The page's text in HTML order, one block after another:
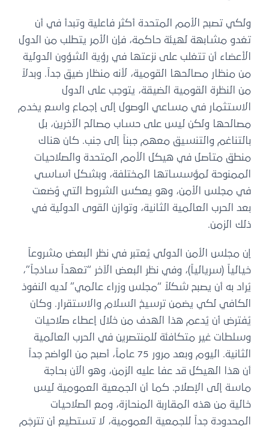
ولكي تصبح الأمم المتحدة أكثر فاعلية وتبدأ في أن
تغدو مشابهة لهيئة حاكمة، فإن الأمر يتطلب من الدول
الأعضاء أن تتغلب على نزعتها في رؤية الشؤون الدولية
من منظار مصالحها القومية، لأنه منظار ضيق جداً. وبدلاً
من النظرة القومية الضيقة، يتوجب على الدول
الاستثمار في مساعي الوصول إلى إجماع واسع يخدم
مصالحها ولكن ليس على حساب مصالح الآخرين، بل
بالتناغم والتنسيق معهم جبناً إلى جنب. كان هناك
منطق متأصل في هيكل الأمم المتحدة والصلاحيات
الممنوحة لمؤسساتها المختلفة، وبشكل أساسي
في مجلس الأمن، وهو يعكس الشروط التي وُضعت
بعد الحرب العالمية الثانية، وتوازن القوى الدولية في
ذلك الزمن.
إن مجلس الأمن الدولي يُعتبر في نظر البعض مشروعاً
خيالياً (سريالياً)، وفي نظر البعض الآخر “تعهداً ساذجاً”،
يُراد به أن يصبح شكلاً “مجلس وزراء عالمي” لديه النفوذ
الكافي لكي يضمن ترسيخ السلام والاستقرار. وكان
يُفترض أن يُدعم هذا الهدف من خلال إعطاء صلاحيات
وسلطات غير متكافئة للمنتصرين في الحرب العالمية
الثانية. اليوم وبعد مرور 75 عاماً، أصبح من الواضح جداً
أن هذا الهيكل قد عفا عليه الزمن، وهو الآن بحاجة
ماسة إلى الإصلاح. كما أن الجمعية العمومية ليس
خالية من هذه المقاربة المنحازة، ومع الصلاحيات
المحدودة جداً للجمعية العمومية، لا تستطيع أن تترجَم